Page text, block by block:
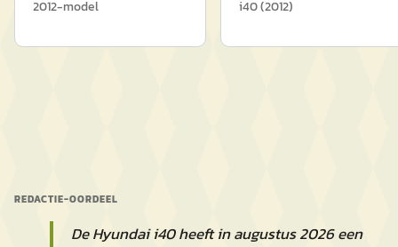
2012-model i40(2012)
REDACTIE-OORDEEL
De Hyundai i40 heeft in augustus 2026 een